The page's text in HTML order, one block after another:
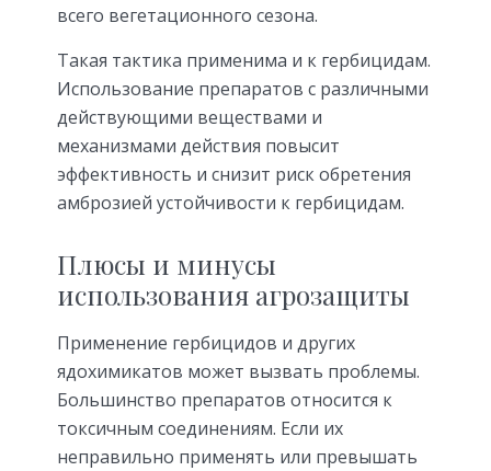
всего вегетационного сезона.
Такая тактика применима и к гербицидам.
Использование препаратов с различными
действующими веществами и
механизмами действия повысит
эффективность и снизит риск обретения
амброзией устойчивости к гербицидам.
Плюсы и минусы
использования агрозащиты
Применение гербицидов и других
ядохимикатов может вызвать проблемы.
Большинство препаратов относится к
токсичным соединениям. Если их
неправильно применять или превышать